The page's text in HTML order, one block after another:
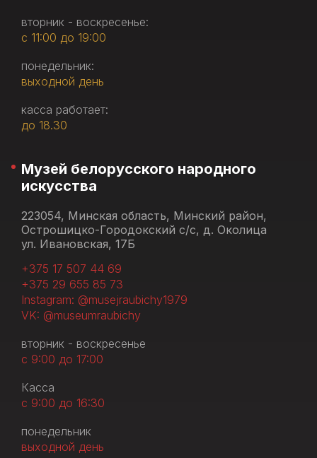
вторник - воскресенье:
с 11:00 до 19:00
понедельник:
выходной день
касса работает:
до 18.30
Музей белорусского народного
искусства
223054, Минская область, Минский район,
Острошицко-Городокский с/с, д. Околица
ул. Ивановская, 17Б
+375 17 507 44 69
+375 29 655 85 73
Instagram: @musejraubichy1979
VK: @museumraubichy
вторник - воскресенье
с 9:00 до 17:00
Касса
с 9:00 до 16:30
понедельник
выходной день